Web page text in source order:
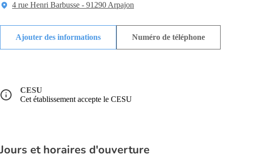
4 rue Henri Barbusse - 91290 Arpajon
Ajouter des informations Numéro de téléphone
CESU
Cet établissement accepte le CESU
Jours et horaires d'ouverture